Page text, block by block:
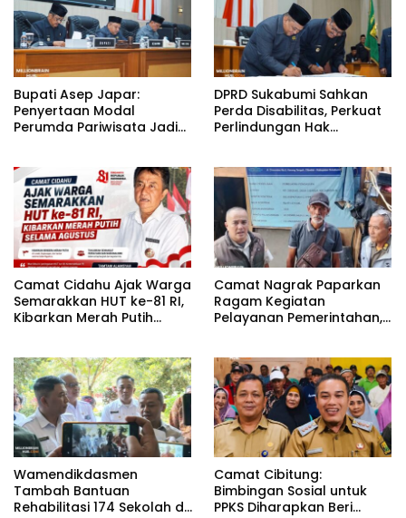
Bupati Asep Japar:
Penyertaan Modal
Perumda Pariwisata Jadi
DPRD Sukabumi Sahkan
Perda Disabilitas, Perkuat
Perlindungan Hak
Camat Cidahu Ajak Warga
Semarakkan HUT ke-81 RI,
Kibarkan Merah Putih
Camat Nagrak Paparkan
Ragam Kegiatan
Pelayanan Pemerintahan,
Wamendikdasmen
Tambah Bantuan
Rehabilitasi 174 Sekolah di
Camat Cibitung:
Bimbingan Sosial untuk
PPKS Diharapkan Beri